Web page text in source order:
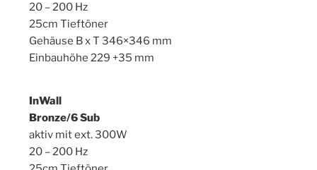
20 – 200 Hz
25cm Tieftöner
Gehäuse B x T 346×346 mm
Einbauhöhe 229 +35 mm
InWall
Bronze/6 Sub
aktiv mit ext. 300W
20 – 200 Hz